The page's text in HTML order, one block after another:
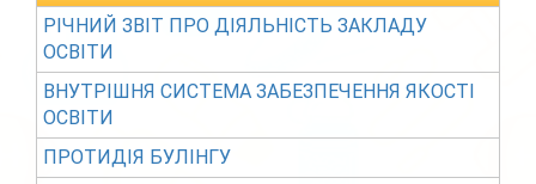
РІЧНИЙ ЗВІТ ПРО ДІЯЛЬНІСТЬ ЗАКЛАДУ
ОСВІТИ
ВНУТРІШНЯ СИСТЕМА ЗАБЕЗПЕЧЕННЯ ЯКОСТІ
ОСВІТИ
ПРОТИДІЯ БУЛІНГУ